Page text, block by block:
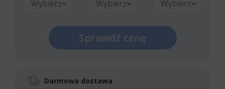
Wybierz Wybierz Wybierz
Sprawdź cenę
Darmowa dostawa